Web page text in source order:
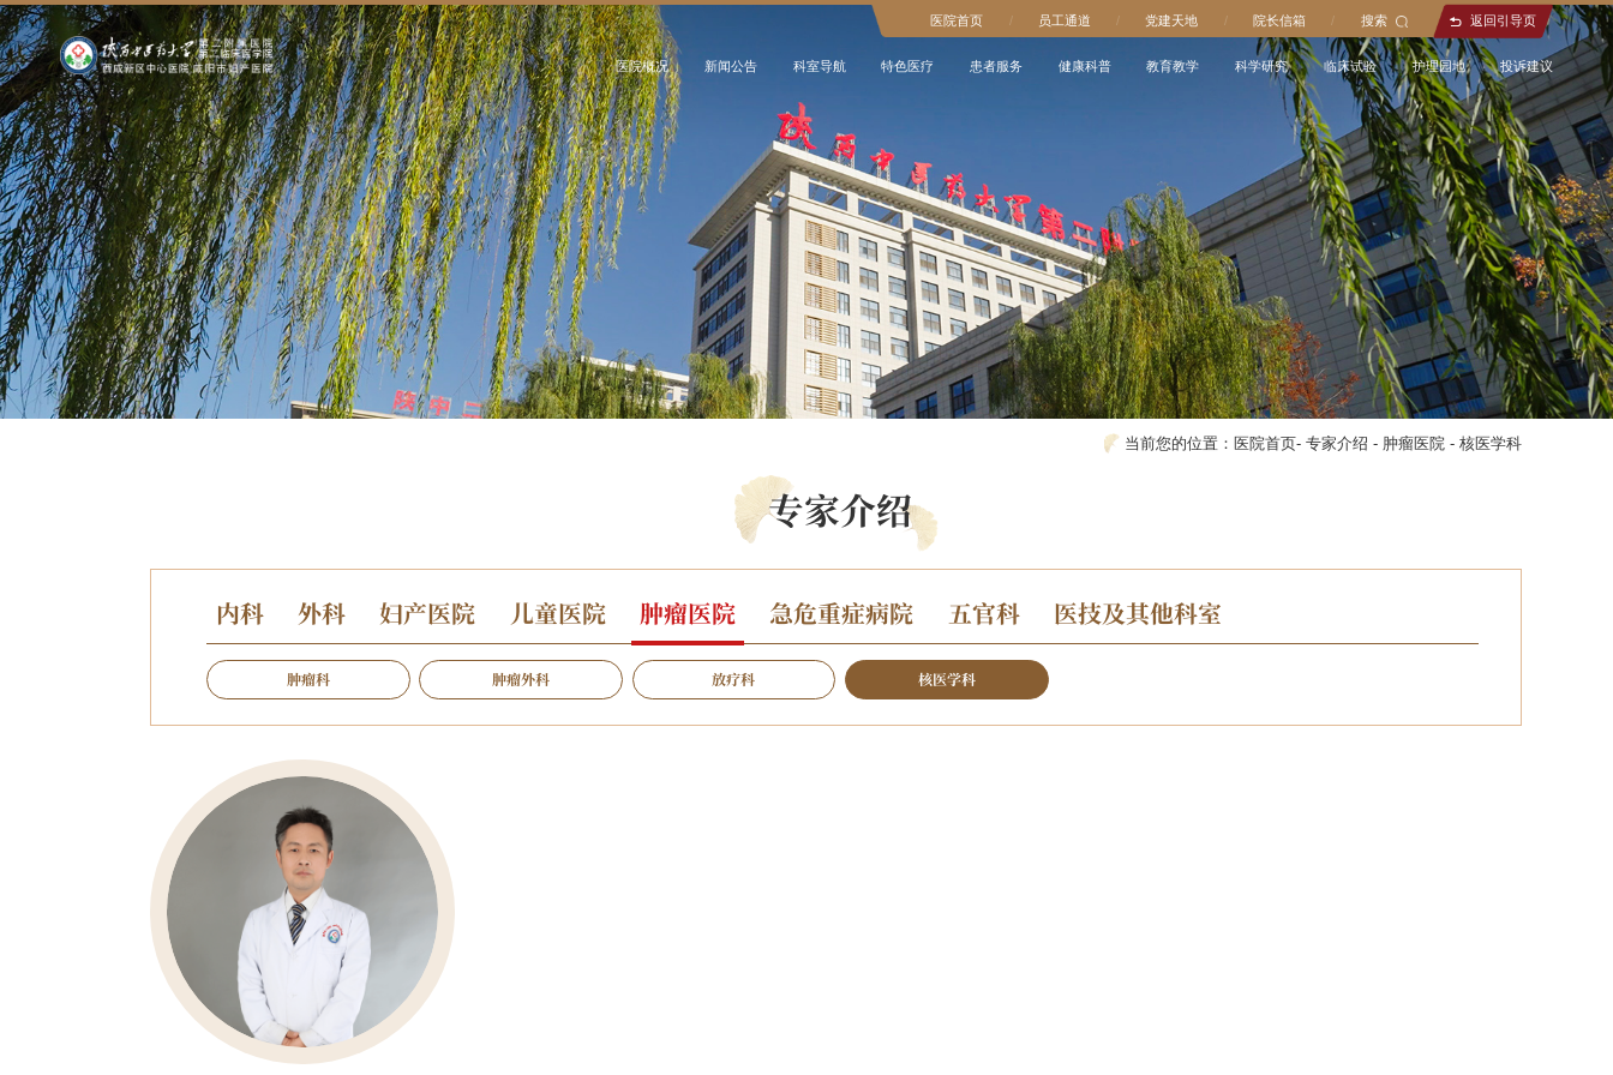
医院首页 / 员工通道 / 党建天地 / 院长信箱 / 搜索 返回引导页
医院概况 新闻公告 科室导航 特色医疗 患者服务 健康科普 教育教学 科学研究 临床试验 护理园地 投诉建议
当前您的位置： 医院首页-专家介绍 - 肿瘤医院 -核医学科
专家介绍
内科 外科 妇产医院 儿童医院 肿瘤医院 急危重症病院 五官科 医技及其他科室
肿瘤科 肿瘤外科 放疗科 核医学科